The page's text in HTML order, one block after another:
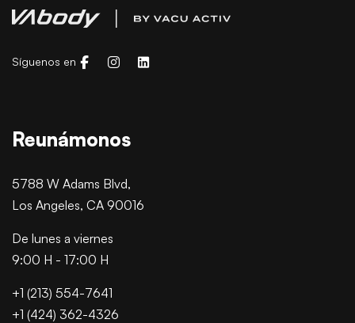
Síguenos en
Reunámonos
5788 W Adams Blvd,
Los Angeles, CA 90016
De lunes a viernes
9:00 H - 17:00 H
+1 (213) 554-7641
+1 (424) 362-4326